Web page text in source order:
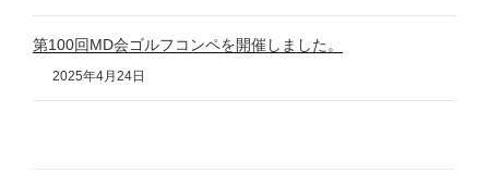
第100回MD会ゴルフコンペを開催しました。
2025年4月24日